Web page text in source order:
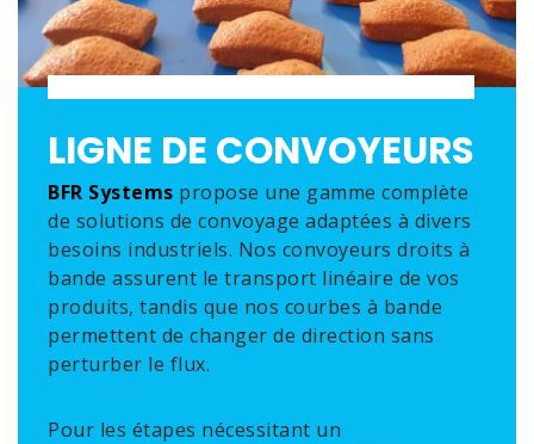
LIGNE DE CONVOYEURS
BFR Systems propose une gamme complète
de solutions de convoyage adaptées à divers
besoins industriels. Nos convoyeurs droits à
bande assurent le transport linéaire de vos
produits, tandis que nos courbes à bande
permettent de changer de direction sans
perturber le flux.
Pour les étapes nécessitant un